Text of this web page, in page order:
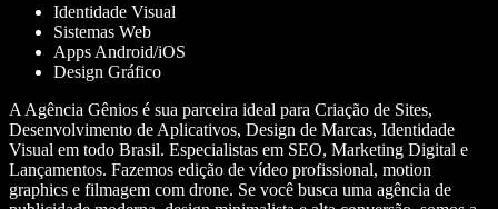
Identidade Visual
Sistemas Web
Apps Android/iOS
Design Gráfico
A Agência Gênios é sua parceira ideal para Criação de Sites,
Desenvolvimento de Aplicativos, Design de Marcas, Identidade
Visual em todo Brasil. Especialistas em SEO, Marketing Digital e
Lançamentos. Fazemos edição de vídeo profissional, motion
graphics e filmagem com drone. Se você busca uma agência de